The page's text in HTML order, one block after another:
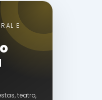
E
teatro,